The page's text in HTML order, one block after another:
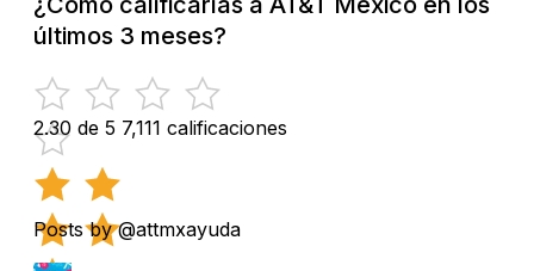
últimos 3 meses?
2.30 de 5 7,111 calificaciones
Posts by @attmxayuda